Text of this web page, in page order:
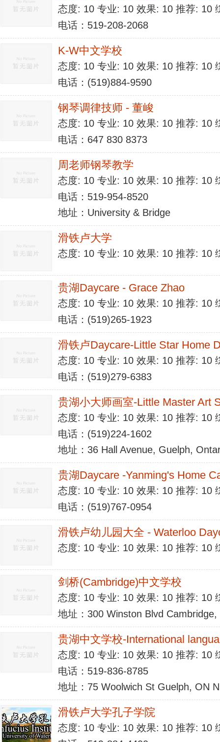
态度: 10 专业: 10 效果: 10 推荐: 10
电话：519-208-2068
K-W中文学校
态度: 10 专业: 10 效果: 10 推荐: 10
电话：(519)884-9590
钢琴调律技师 - 董峻
态度: 10 专业: 10 效果: 10 推荐: 10
电话：647 830 8373
周老师钢琴教学
态度: 10 专业: 10 效果: 10 推荐: 10
电话：519-954-8520
地址：University & Bridge
滑铁卢大学
态度: 10 专业: 10 效果: 10 推荐: 10
贵湖Daycare - Grace Zhao
态度: 10 专业: 10 效果: 10 推荐: 10
电话：(519)265-1923
滑铁卢Daycare-Little Star Home
态度: 10 专业: 10 效果: 10 推荐: 10
电话：(519)279-6383
贵湖小大师画室-Little Master Art
态度: 10 专业: 10 效果: 10 推荐: 10
电话：(519)224-1602
地址：36 Hall Avenue, Guelph,
贵湖Daycare -Yanming's Home
态度: 10 专业: 10 效果: 10 推荐: 10
电话：(519)767-0954
滑铁卢幼儿园大全 - Waterloo
态度: 10 专业: 10 效果: 10 推荐: 10
剑桥(Cambridge)中文学校
态度: 10 专业: 10 效果: 10 推荐: 10
地址：300 Winston Blvd
贵湖中文学校-International
态度: 10 专业: 10 效果: 10 推荐: 10
电话：519-836-8785
地址：75 Woolwich St Guelph, ON
滑铁卢大学孔子学院
态度: 10 专业: 10 效果: 10 推荐: 10